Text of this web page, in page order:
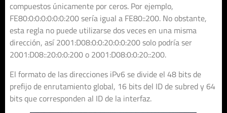
compuestos únicamente por ceros. Por ejemplo,
FE80:0:0:0:0:0:0:200 sería igual a FE80::200. No obstante,
esta regla no puede utilizarse dos veces en una misma
dirección, así 2001:D08:0:0:20:0:0:200 solo podría ser
2001:D08::20:0:0:200 o 2001:D08:0:0:20::200.
El formato de las direcciones iPv6 se divide el 48 bits de
prefijo de enrutamiento global, 16 bits del ID de subred y 64
bits que corresponden al ID de la interfaz.